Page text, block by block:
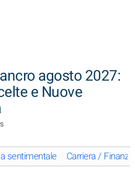
agosto 2027:
e Nuove
sentimentale Carriera / Finanze